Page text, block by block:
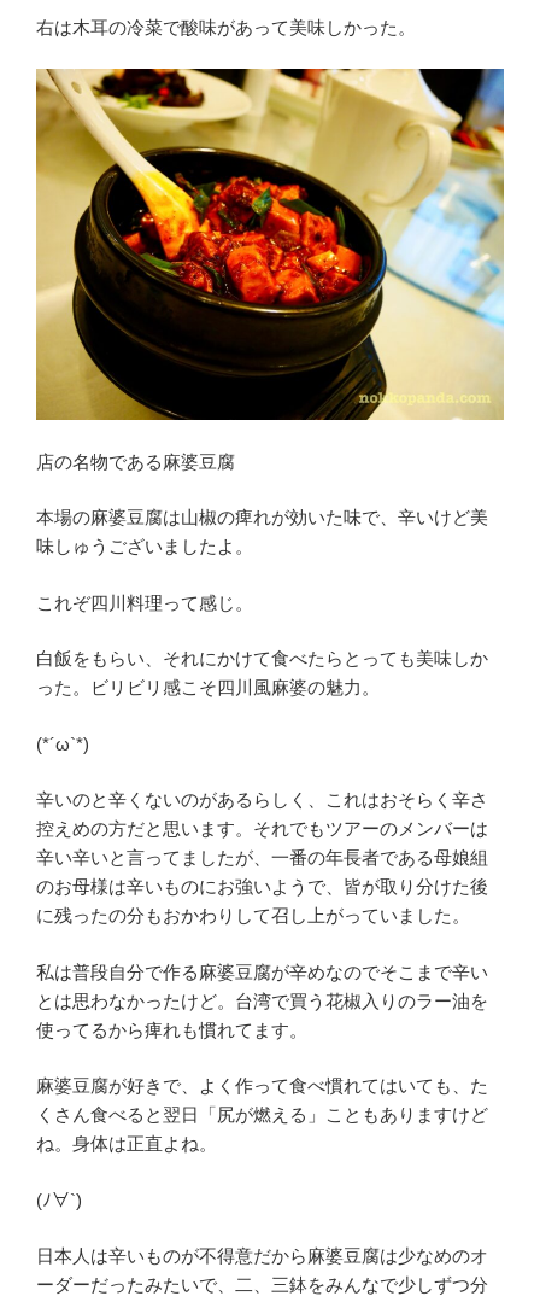
右は木耳の冷菜で酸味があって美味しかった。
店の名物である麻婆豆腐
本場の麻婆豆腐は山椒の痺れが効いた味で、辛いけど美
味しゅうございましたよ。
これぞ四川料理って感じ。
白飯をもらい、それにかけて食べたらとっても美味しか
った。ビリビリ感こそ四川風麻婆の魅力。
(*´ω`*)
辛いのと辛くないのがあるらしく、これはおそらく辛さ
控えめの方だと思います。それでもツアーのメンバーは
辛い辛いと言ってましたが、一番の年長者である母娘組
のお母様は辛いものにお強いようで、皆が取り分けた後
に残ったの分もおかわりして召し上がっていました。
私は普段自分で作る麻婆豆腐が辛めなのでそこまで辛い
とは思わなかったけど。台湾で買う花椒入りのラー油を
使ってるから痺れも慣れてます。
麻婆豆腐が好きで、よく作って食べ慣れてはいても、た
くさん食べると翌日「尻が燃える」こともありますけど
ね。身体は正直よね。
(ﾉ∀`)
日本人は辛いものが不得意だから麻婆豆腐は少なめのオ
ーダーだったみたいで、二、三鉢をみんなで少しずつ分